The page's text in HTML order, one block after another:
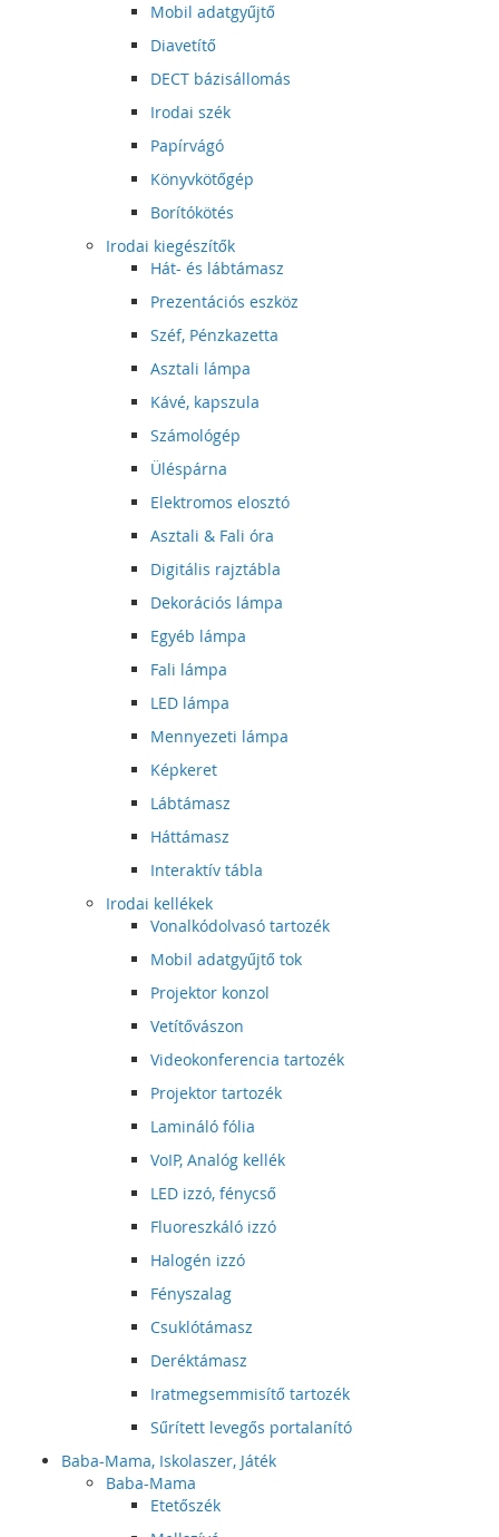
Mobil adatgyűjtő
Diavetítő
DECT bázisállomás
Irodai szék
Papírvágó
Könyvkötőgép
Borítókötés
Irodai kiegészítők
Hát- és lábtámasz
Prezentációs eszköz
Széf, Pénzkazetta
Asztali lámpa
Kávé, kapszula
Számológép
Üléspárna
Elektromos elosztó
Asztali & Fali óra
Digitális rajztábla
Dekorációs lámpa
Egyéb lámpa
Fali lámpa
LED lámpa
Mennyezeti lámpa
Képkeret
Lábtámasz
Háttámasz
Interaktív tábla
Irodai kellékek
Vonalkódolvasó tartozék
Mobil adatgyűjtő tok
Projektor konzol
Vetítővászon
Videokonferencia tartozék
Projektor tartozék
Lamináló fólia
VoIP, Analóg kellék
LED izzó, fénycső
Fluoreszkáló izzó
Halogén izzó
Fényszalag
Csuklótámasz
Deréktámasz
Iratmegsemmisítő tartozék
Sűrített levegős portalanító
Baba-Mama, Iskolaszer, Játék
Baba-Mama
Etetőszék